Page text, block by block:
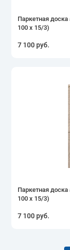
Паркетная доска
100 х 15/3)
7 100 руб.
Паркетная доска
100 х 15/3)
7 100 руб.